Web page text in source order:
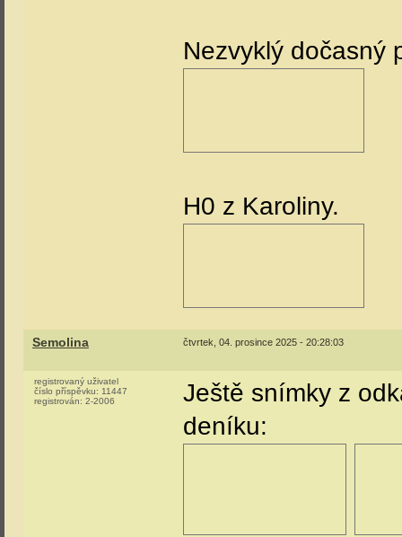
Nezvyklý dočasný
H0 z Karoliny.
Semolina čtvrtek, 04. prosince 2025 - 20:28:03
registrovaný uživatel
číslo příspěvku: 11447
registrován: 2-2006
Ještě snímky z
deníku: